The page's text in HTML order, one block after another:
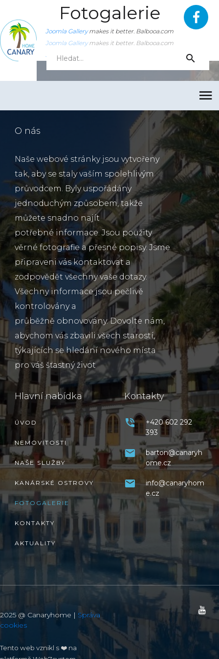
Fotogalerie
Joomla Gallerymakes it better. Balbooa.com
Joomla Gallerymakes it better. Balbooa.com
Joomla Gallery
O nás
Naše webové stránky jsou vytvořeny
tak, aby se staly vaším spolehlivým
průvodcem. Byly uspořádány
jednoduchým způsobem, takže
můžete snadno najít
potřebné informace. Jsou použity
věrné fotografie a přesné popisy. Jsme
připraveni vás kontaktovat a
zodpovědět všechny vaše dotazy.
Všechny informace jsou pečlivě
kontrolovány a
průběžně obnovovány. Dovolte nám,
abychom vás zbavili všech starostí,
týkajících se hledání nového místa
pro váš šťastný život
Hlavní nabídka
ÚVOD
NEMOVITOSTI
NAŠE SLUŽBY
KANÁRSKÉ OSTROVY
FOTOGALERIE
KONTAKTY
AKTUALITY
Kontakty
+420 602 292
393
barton@canaryh
ome.cz
info@canaryhom
e.cz
2025 @ Canaryhome | Správa
cookies
Tento web vznikl s ❤️ na